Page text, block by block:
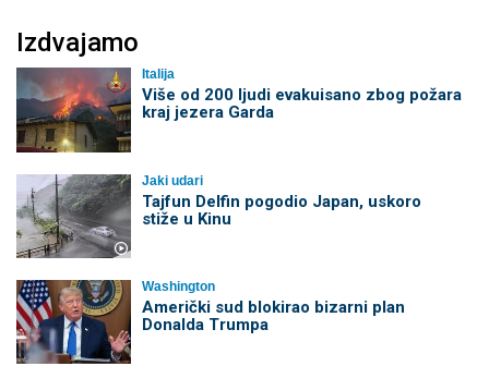
Izdvajamo
Italija
Više od 200 ljudi evakuisano zbog požara
kraj jezera Garda
Jaki udari
Tajfun Delfin pogodio Japan, uskoro
stiže u Kinu
Washington
Američki sud blokirao bizarni plan
Donalda Trumpa